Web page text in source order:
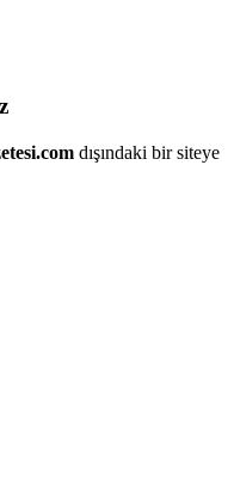
dışındaki bir siteye